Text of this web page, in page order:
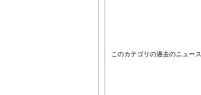
このカテゴリの過去のニュース